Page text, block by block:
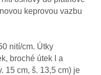
keprovou vazbu
nití/cm. Útky
broché útek I a
15 cm, š. 13,5 cm) je